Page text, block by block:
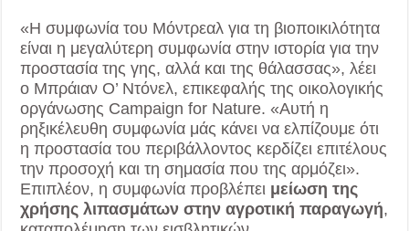
«Η συμφωνία του Μόντρεαλ για τη βιοποικιλότητα
είναι η μεγαλύτερη συμφωνία στην ιστορία για την
προστασία της γης, αλλά και της θάλασσας», λέει
ο Μπράιαν Ο’ Ντόνελ, επικεφαλής της οικολογικής
οργάνωσης Campaign for Nature. «Αυτή η
ρηξικέλευθη συμφωνία μάς κάνει να ελπίζουμε ότι
η προστασία του περιβάλλοντος κερδίζει επιτέλους
την προσοχή και τη σημασία που της αρμόζει».
Επιπλέον, η συμφωνία προβλέπει μείωση της
χρήσης λιπασμάτων στην αγροτική παραγωγή,